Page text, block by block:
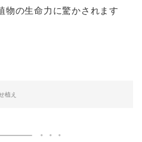
物の生命力に驚かされます
植え